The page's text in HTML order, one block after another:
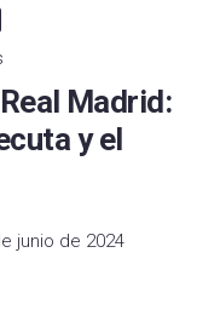
Vallecano
CF
FC
Barcelona
League
Internacional
RFEFMadrid:
y el
junio de 2024